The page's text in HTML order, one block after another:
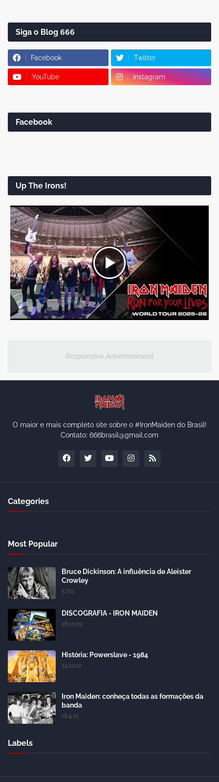
Siga o Blog 666
Facebook Twitter
YouTube Instagram
Facebook
Up The Irons!
Responsive Advertisement
O maior e mais completo site sobre o #IronMaiden do Brasil!
Contato: 666brasil@gmail.com
Categories
Most Popular
Bruce Dickinson: A influência de Aleister
Crowley
5.7.11
DISCOGRAFIA - IRON MAIDEN
28.10.09
História: Powerslave - 1984
24.10.12
Iron Maiden: conheça todas as formações da
banda
18.4.15
Labels